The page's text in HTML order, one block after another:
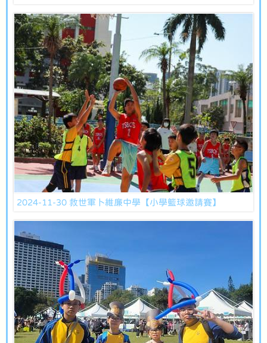
2024-11-30 救世軍卜維廉中學【小學籃球邀請賽】